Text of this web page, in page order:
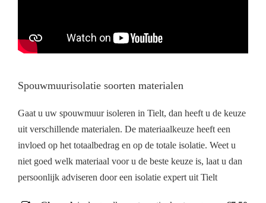
Spouwmuurisolatie soorten materialen
Gaat u uw spouwmuur isoleren in Tielt, dan heeft u de keuze
uit verschillende materialen. De materiaalkeuze heeft een
invloed op het totaalbedrag en op de totale isolatie. Weet u
niet goed welk materiaal voor u de beste keuze is, laat u dan
persoonlijk adviseren door een isolatie expert uit Tielt